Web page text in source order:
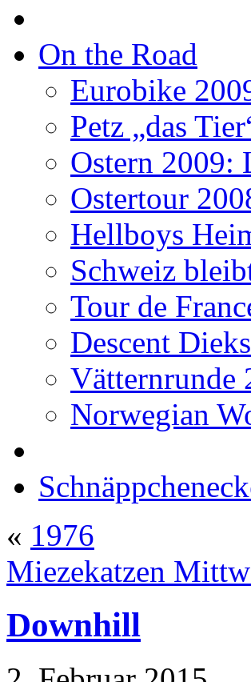
On the Road
Eurobike
Petz „das
Ostern 2009:
Ostertour
Hellboys
Schweiz
Tour de
Descent
Vätternrunde
Norwegian
« 1976
Miezekatzen
Downhill